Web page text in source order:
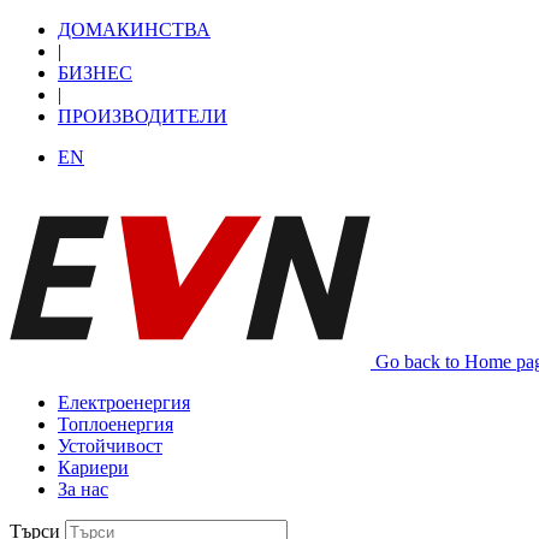
ДОМАКИНСТВА
|
БИЗНЕС
|
ПРОИЗВОДИТЕЛИ
EN
Go back to Home
Електроенергия
Топлоенергия
Устойчивост
Кариери
За нас
Търси